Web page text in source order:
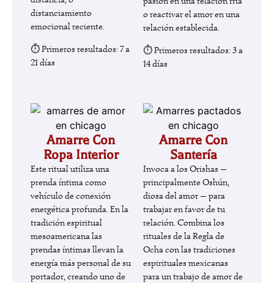
distanciamiento
emocional reciente.
⏱ Primeros resultados: 7 a
21 días
o reactivar el amor en una
relación establecida.
⏱ Primeros resultados: 3 a
14 días
Amarre Con
Ropa Interior
Este ritual utiliza una
prenda íntima como
vehículo de conexión
energética profunda. En la
tradición espiritual
mesoamericana las
prendas íntimas llevan la
energía más personal de su
portador, creando uno de
Amarre Con
Santería
Invoca a los Orishas —
principalmente Oshún,
diosa del amor — para
trabajar en favor de tu
relación. Combina los
rituales de la Regla de
Ocha con las tradiciones
espirituales mexicanas
para un trabajo de amor de